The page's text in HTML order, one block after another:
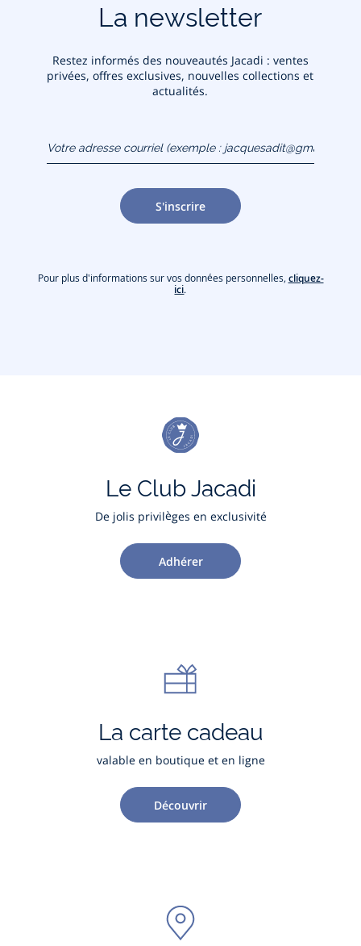
La newsletter
Restez informés des nouveautés Jacadi : ventes
privées, offres exclusives, nouvelles collections et
actualités.
(exemple :
jacquesadit@gmail.com)
S'inscrire
Pour plus d'informations sur vos données personnelles, cliquez-
ici.
Le Club Jacadi
De jolis privilèges en exclusivité
Adhérer
La carte cadeau
valable en boutique et en ligne
Découvrir